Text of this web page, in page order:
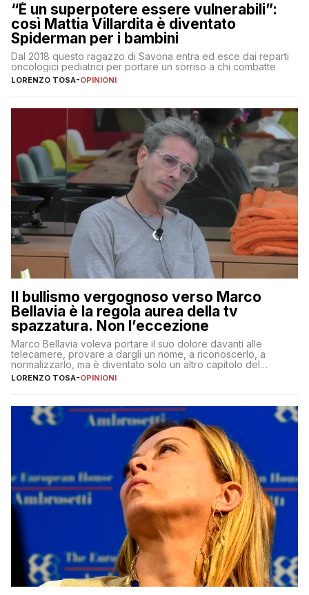
“È un superpotere essere vulnerabili”:
così Mattia Villardita è diventato
Spiderman per i bambini
Dal 2018 questo ragazzo di Savona entra ed esce dai reparti
oncologici pediatrici per portare un sorriso a chi combatte
LORENZO TOSA-OPINIONI
Il bullismo vergognoso verso Marco
Bellavia è la regola aurea della tv
spazzatura. Non l’eccezione
Marco Bellavia voleva portare il suo dolore davanti alle
telecamere, provare a dargli un nome, a riconoscerlo, a
normalizzarlo, ma è diventato solo un altro capitolo del
copione
LORENZO TOSA-OPINIONI